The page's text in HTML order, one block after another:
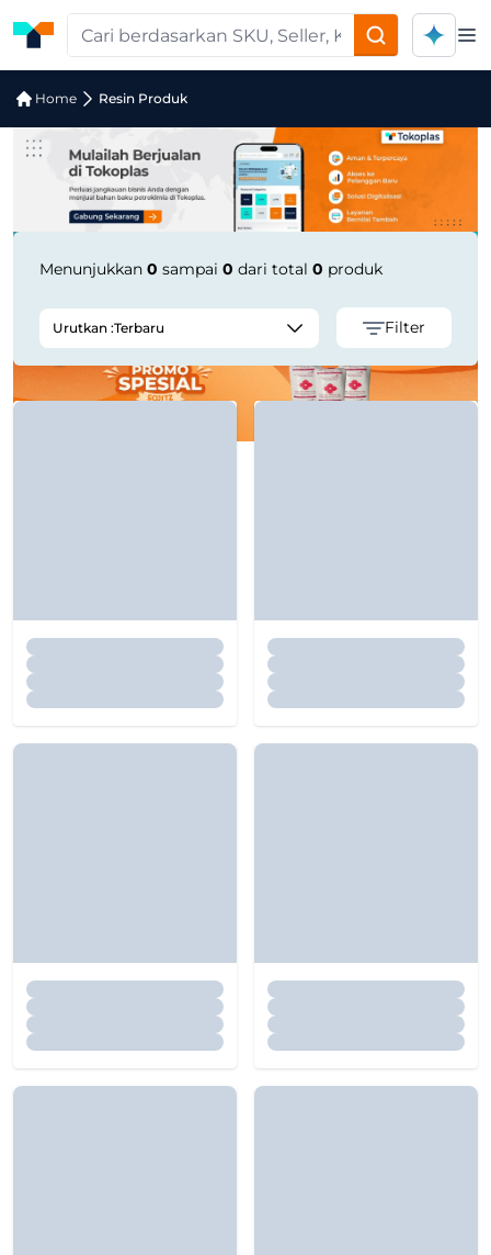
Home Resin Produk
Pencarian Produk "Metallized BOPP
Menunjukkan 0 sampai 0 dari total 0 produk
Urutkan :Terbaru Filter